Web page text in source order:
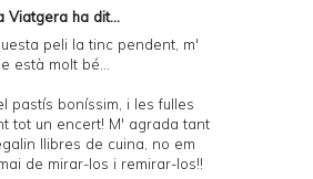
Viatgera ha dit...
peli la tinc pendent, m'
està molt bé...
pastís boníssim, i les fulles
tot un encert! M' agrada tant
llibres de cuina, no em
de mirar-los i remirar-los!!